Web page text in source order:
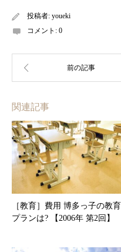
投稿者: youeki
コメント: 0
関連記事
［教育］費用 博多っ子の教育
プランは? 【2006年 第2回】